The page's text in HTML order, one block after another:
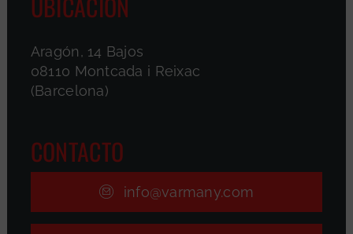
Aragón, 14 Bajos
08110 Montcada i Reixac
(Barcelona)
CONTACTO
info@varmany.com